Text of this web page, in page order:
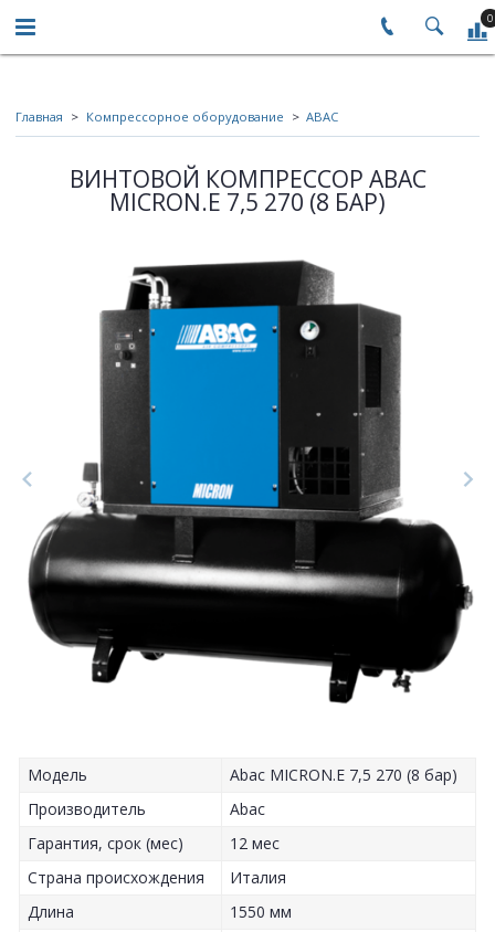
0
Главная Компрессорное оборудование ABAC
ВИНТОВОЙ КОМПРЕССОР ABAC
MICRON.E 7,5 270 (8 БАР)
Модель
Abac MICRON.E 7,5 270 (8 бар)
Производитель
Abac
Гарантия, срок (мес)
12 мес
Страна происхождения
Италия
Длина
1550 мм